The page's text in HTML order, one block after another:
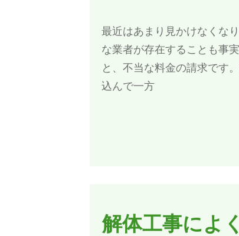
最近はあまり見かけなくな
な業者が存在することも事
と、不当な料金の請求です
込んで一方
解体工事によ